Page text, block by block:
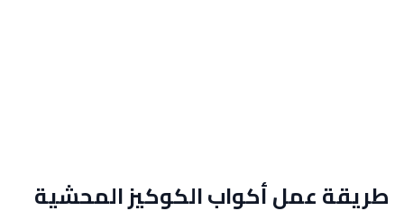
طريقة عمل أكواب الكوكيز المحشية